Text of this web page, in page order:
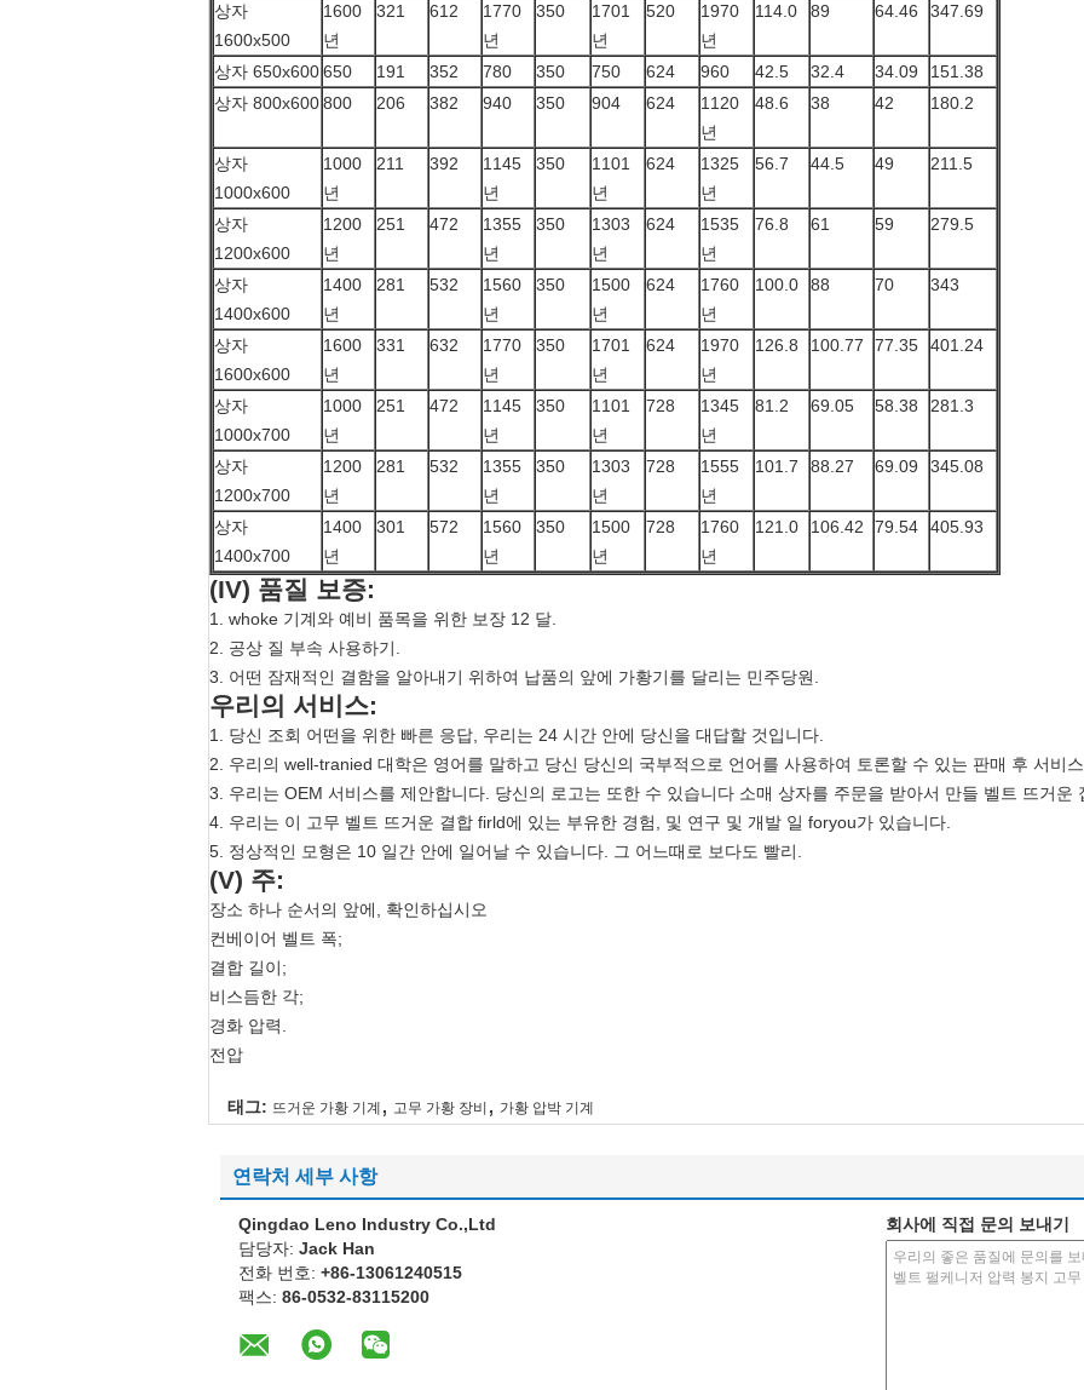
상자
1600x500
1600
년
321 612
1770
년
350
1701
년
520
1970
년
114.0 89 64.46 347.69
상자 650x600650 191 352 780 350 750 624 960 42.5 32.4 34.09
151.38
상자 800x600800 206 382 940 350 904 624
1120
년
48.6 38 42 180.2
상자
1000x600
1000
년
211 392
1145
년
350
1101
년
624
1325
년
56.7 44.5 49 211.5
상자
1200x600
1200
년
251 472
1355
년
350
1303
년
624
1535
년
76.8 61 59 279.5
상자
1400x600
1400
년
281 532
1560
년
350
1500
년
624
1760
년
100.0 88 70 343
상자
1600x600
1600
년
331 632
1770
년
350
1701
년
624
1970
년
126.8 100.77 77.35 401.24
상자
1000x700
1000
년
251 472
1145
년
350
1101
년
728
1345
년
81.2 69.05 58.38 281.3
상자
1200x700
1200
년
281 532
1355
년
350
1303
년
728
1555
년
101.7 88.27 69.09 345.08
상자
1400x700
1400
년
301 572
1560
년
350
1500
년
728
1760
년
121.0 106.42 79.54 405.93
(IV) 품질 보증:
1. whoke 기계와 예비 품목을 위한 보장 12 달.
2. 공상 질 부속 사용하기.
3. 어떤 잠재적인 결함을 알아내기 위하여 납품의 앞에 가황기를 달리는 민주당원.
우리의 서비스:
1. 당신 조회 어떤을 위한 빠른 응답, 우리는 24 시간 안에 당신을 대답할 것입니다.
2. 우리의 well-tranied 대학은 영어를 말하고 당신 당신의 국부적으로 언어를 사용하여 토론할 수 있는 판매 후 서비
3. 우리는 OEM 서비스를 제안합니다. 당신의 로고는 또한 수 있습니다 소매 상자를 주문을 받아서 만들 벨트 뜨거운
4. 우리는 이 고무 벨트 뜨거운 결합 firld에 있는 부유한 경험, 및 연구 및 개발 일 foryou가 있습니다.
5. 정상적인 모형은 10 일간 안에 일어날 수 있습니다. 그 어느때로 보다도 빨리.
(V) 주:
장소 하나 순서의 앞에, 확인하십시오
컨베이어 벨트 폭;
결합 길이;
비스듬한 각;
경화 압력.
전압
태그: 뜨거운 가황 기계 , 고무 가황 장비 , 가황 압박 기계
연락처 세부 사항
Qingdao Leno Industry Co.,Ltd
담당자: Jack Han
전화 번호: +86-13061240515
팩스: 86-0532-83115200
회사에 직접 문의 보내기